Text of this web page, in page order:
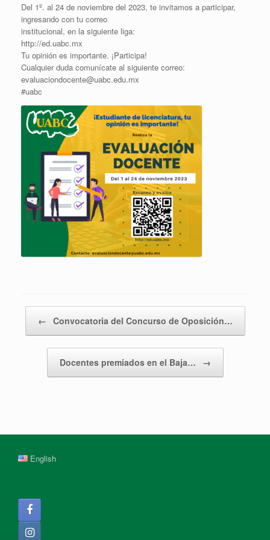
Del 1º. al 24 de noviembre del 2023, te invitamos a participar,
ingresando con tu correo
institucional, en la siguiente liga:
http://ed.uabc.mx
Tu opinión es importante. ¡Participa!
Cualquier duda comunícate al siguiente correo:
evaluaciondocente@uabc.edu.mx
#uabc
← Convocatoria del Concurso de Oposición…
Docentes premiados en el Baja… →
English